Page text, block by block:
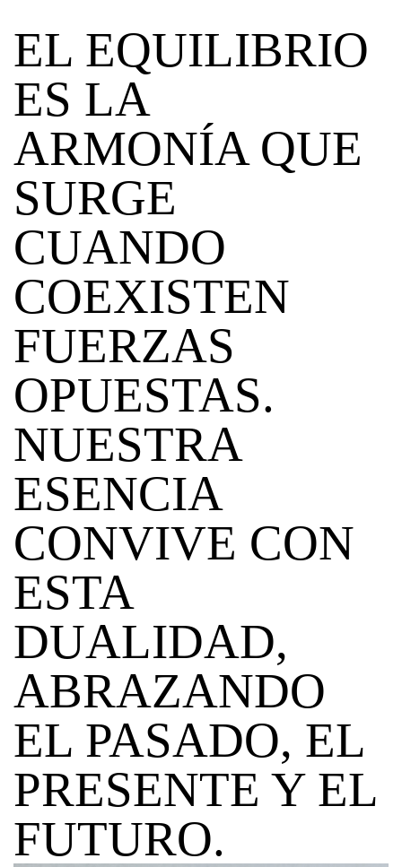
EL EQUILIBRIO
ES LA
ARMONÍA QUE
SURGE
CUANDO
COEXISTEN
FUERZAS
OPUESTAS.
NUESTRA
ESENCIA
CONVIVE CON
ESTA
DUALIDAD,
ABRAZANDO
EL PASADO, EL
PRESENTE Y EL
FUTURO.